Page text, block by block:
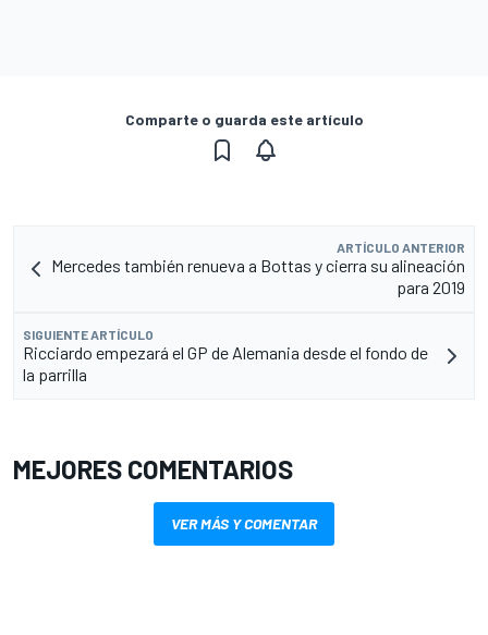
Comparte o guarda este artículo
ARTÍCULO ANTERIOR
Mercedes también renueva a Bottas y cierra su alineación
para 2019
SIGUIENTE ARTÍCULO
Ricciardo empezará el GP de Alemania desde el fondo de
la parrilla
MEJORES COMENTARIOS
VER MÁS Y COMENTAR